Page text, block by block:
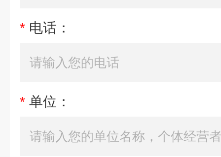
* 电话：
* 单位：